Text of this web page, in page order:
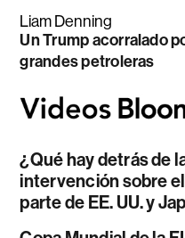
Liam Denning
Un Trump acorralado
grandes petroleras
¿Qué hay detrás de
intervención sobre
parte de EE. UU. y